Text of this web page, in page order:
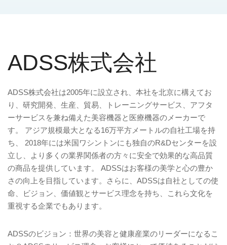
ADSS株式会社
ADSS株式会社は2005年に設立され、本社を北京に構えてお
り、研究開発、生産、貿易、トレーニングサービス、アフタ
ーサービスを兼ね備えた美容機器と医療機器のメーカーで
す。 アジア規模最大となる16万平方メートルの自社工場を持
ち、 2018年には米国ワシントンにも独自のR&Dセンターを設
立し、より多くの業界関係者の方々に安全で効果的な高品質
の商品を提供しています。 ADSSはお客様の美学と心の豊か
さの向上を目指しています。さらに、ADSSは自社としての使
命、ビジョン、価値観とサービス理念を持ち、これら文化を
重視する企業でもあります。
ADSSのビジョン：世界の美容と健康産業のリーダーになるこ